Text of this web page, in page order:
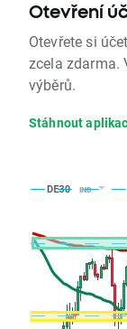
Otevření
Otevřete si
zcela zdarma.
výběrů.
Stáhnout